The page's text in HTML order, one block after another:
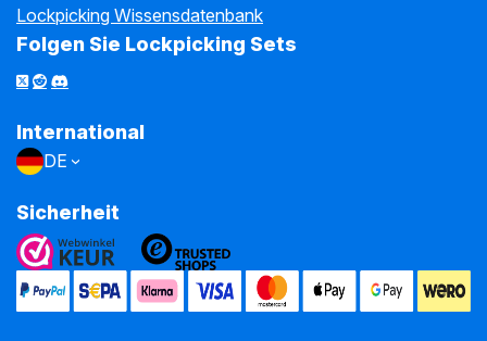
Lockpicking Wissensdatenbank
Folgen Sie Lockpicking Sets
International
DE
Sicherheit